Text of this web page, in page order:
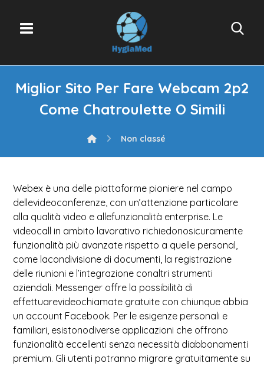
Miglior Sito Per Fare Webcam 2p2
Come Chatroulette O Simili
Non classé
Webex è una delle piattaforme pioniere nel campo
dellevideoconferenze, con un’attenzione particolare
alla qualità video e allefunzionalità enterprise. Le
videocall in ambito lavorativo richiedonosicuramente
funzionalità più avanzate rispetto a quelle personal,
come lacondivisione di documenti, la registrazione
delle riunioni e l’integrazione conaltri strumenti
aziendali. Messenger offre la possibilità di
effettuarevideochiamate gratuite con chiunque abbia
un account Facebook. Per le esigenze personali e
familiari, esistonodiverse applicazioni che offrono
funzionalità eccellenti senza necessità diabbonamenti
premium. Gli utenti potranno migrare gratuitamente su